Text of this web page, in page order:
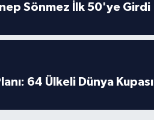
Sönmez İlk 50'ye Girdi
64 Ülkeli Dünya Kupası